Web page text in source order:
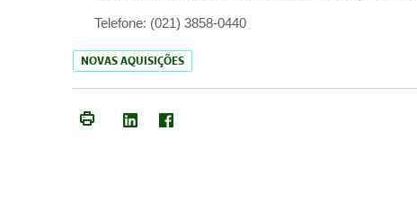
Telefone: (021) 3858-0440
NOVAS AQUISIÇÕES